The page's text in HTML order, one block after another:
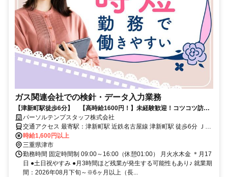
ガス関連会社での検針・データ入力業務
【津新町駅徒歩6分】 【高時給1600円！】未経験歓迎！コツコツ訪問
の検針業務
パーソルテンプスタッフ株式会社
交通アクセス 最寄駅：津新町駅 近鉄名古屋線 津新町駅 徒歩6分 ＪＲ
時給1,600円以上
三重県津市
勤務時間 固定時間制 09:00～16:00（休憩01:00） 月火水木金 ＊月17
日 ●土日祝やすみ ●月3時間ほど残業が発生する可能性もあり♪ 就業期
間：2026年08月下旬～※6ヶ月以上（長...